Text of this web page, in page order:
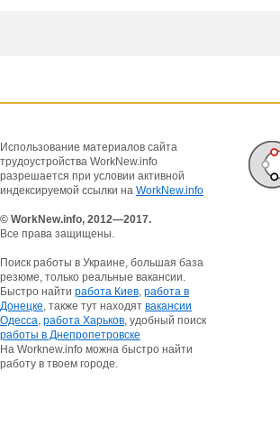
Использование материалов сайта
трудоустройства WorkNew.info
разрешается при условии активной
индексируемой ссылки на WorkNew.info
© WorkNew.info, 2012—2017.
Все права защищены.
Поиск работы в Украине, большая база
резюме, только реальные вакансии.
Быстро найти работа Киев, работа в
Донецке, также тут находят вакансии
Одесса, работа Харьков, удобный поиск
работы в Днепропетровске
На Worknew.info можна быстро найти
работу в твоем городе.